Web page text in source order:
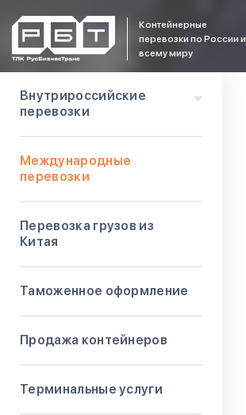
Контейнерные
перевозки по России и
всему миру
Внутрироссийские
перевозки
Международные
перевозки
Перевозка грузов из
Китая
Таможенное оформление
Продажа контейнеров
Терминальные услуги